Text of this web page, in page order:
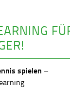
spielen –